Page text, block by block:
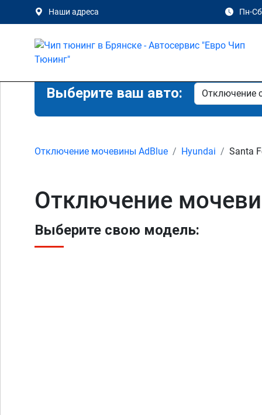
Наши адреса Пн-Сб
Выберите ваш авто:
Отключение мочевины AdBlue Hyundai Santa
Отключение
Выберите свою модель: